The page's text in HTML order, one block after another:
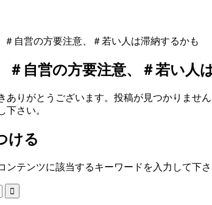
＃自営の方要注意、＃若い人は滞納するかも
＃自営の方要注意、＃若い人
ありがとうございます。投稿が見つかりませ
下さい。
ける
ンテンツに該当するキーワードを入力して下
